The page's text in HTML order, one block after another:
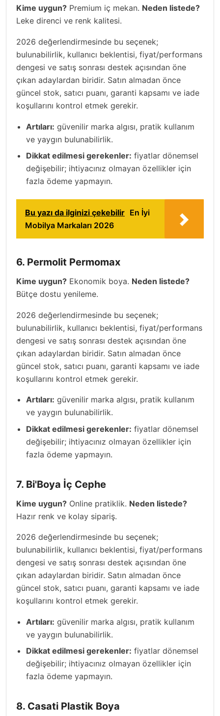
Kime uygun? Premium iç mekan. Neden listede?
Leke direnci ve renk kalitesi.
2026 değerlendirmesinde bu seçenek;
bulunabilirlik, kullanıcı beklentisi, fiyat/performans
dengesi ve satış sonrası destek açısından öne
çıkan adaylardan biridir. Satın almadan önce
güncel stok, satıcı puanı, garanti kapsamı ve iade
koşullarını kontrol etmek gerekir.
Artıları: güvenilir marka algısı, pratik kullanım
ve yaygın bulunabilirlik.
Dikkat edilmesi gerekenler: fiyatlar dönemsel
değişebilir; ihtiyacınız olmayan özellikler için
fazla ödeme yapmayın.
Bu yazı da ilginizi çekebilir En İyi
Mobilya Markaları 2026
6. Permolit Permomax
Kime uygun? Ekonomik boya. Neden listede?
Bütçe dostu yenileme.
2026 değerlendirmesinde bu seçenek;
bulunabilirlik, kullanıcı beklentisi, fiyat/performans
dengesi ve satış sonrası destek açısından öne
çıkan adaylardan biridir. Satın almadan önce
güncel stok, satıcı puanı, garanti kapsamı ve iade
koşullarını kontrol etmek gerekir.
Artıları: güvenilir marka algısı, pratik kullanım
ve yaygın bulunabilirlik.
Dikkat edilmesi gerekenler: fiyatlar dönemsel
değişebilir; ihtiyacınız olmayan özellikler için
fazla ödeme yapmayın.
7. Bi'Boya İç Cephe
Kime uygun? Online pratiklik. Neden listede?
Hazır renk ve kolay sipariş.
2026 değerlendirmesinde bu seçenek;
bulunabilirlik, kullanıcı beklentisi, fiyat/performans
dengesi ve satış sonrası destek açısından öne
çıkan adaylardan biridir. Satın almadan önce
güncel stok, satıcı puanı, garanti kapsamı ve iade
koşullarını kontrol etmek gerekir.
Artıları: güvenilir marka algısı, pratik kullanım
ve yaygın bulunabilirlik.
Dikkat edilmesi gerekenler: fiyatlar dönemsel
değişebilir; ihtiyacınız olmayan özellikler için
fazla ödeme yapmayın.
8. Casati Plastik Boya